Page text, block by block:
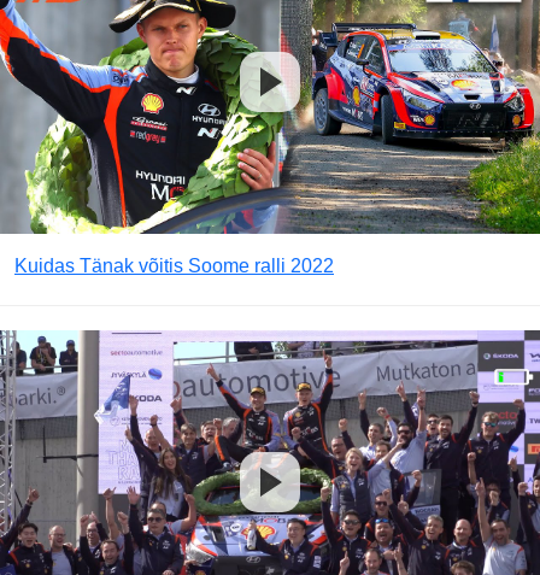
Kuidas Tänak võitis Soome ralli 2022